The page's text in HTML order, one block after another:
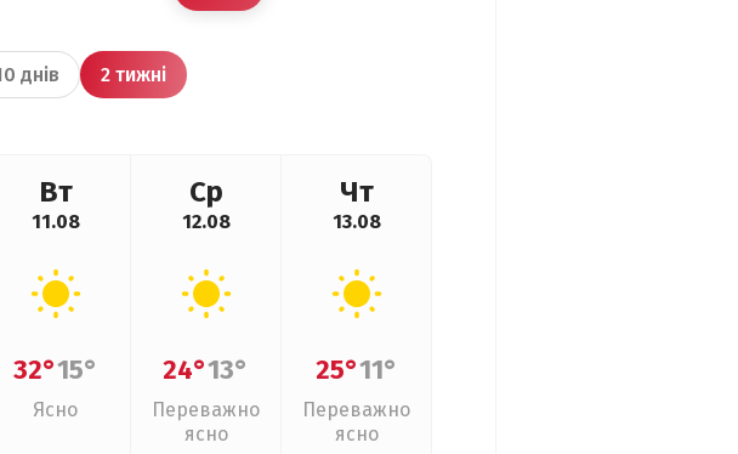
днів 2 тижні
Вт
11.08
32°15°
Ясно
Ср
12.08
24°13°
Переважно
ясно
Чт
13.08
25°11°
Переважно
ясно